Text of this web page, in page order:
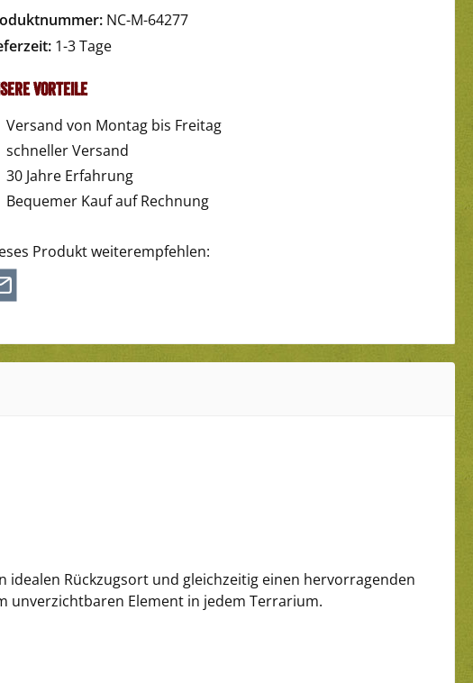
NC-M-64277
1-3 Tage
Vorteile
Versand von Montag bis Freitag
schneller Versand
30 Jahre Erfahrung
Bequemer Kauf auf Rechnung
Produkt weiterempfehlen:
Rückzugsort und gleichzeitig einen hervorragenden
unverzichtbaren Element in jedem Terrarium.